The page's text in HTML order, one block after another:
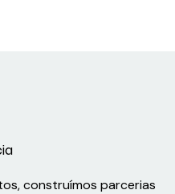
construímos parcerias